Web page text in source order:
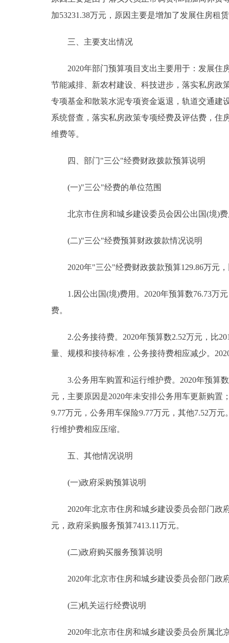
加53231.38万元，原因主要是增加了发展住房租
三、主要支出情况
2020年部门预算项目支出主要用于：发展住
节能减排、新农村建设、科技进步，落实私房政
专项基金和散装水泥专项资金返退，轨道交通建
系统督查，落实私房政策专项经费及评估费，住
维费等。
四、部门"三公"经费财政拨款预算说明
(一)"三公"经费的单位范围
北京市住房和城乡建设委员会因公出国(境)费
(二)"三公"经费预算财政拨款情况说明
2020年"三公"经费财政拨款预算129.86万元，
1.因公出国(境)费用。2020年预算数76.73万元
费。
2.公务接待费。2020年预算数2.52万元，比
量、规模和接待标准，公务接待费相应减少。
3.公务用车购置和运行维护费。2020年预算数
元，主要原因是2020年未安排公务用车更新购置
9.77万元，公务用车保险9.77万元，其他7.52万
行维护费相应压缩。
五、其他情况说明
(一)政府采购预算说明
2020年北京市住房和城乡建设委员会部门政府
元，政府采购服务预算7413.11万元。
(二)政府购买服务预算说明
2020年北京市住房和城乡建设委员会部门政
(三)机关运行经费说明
2020年北京市住房和城乡建设委员会所属北